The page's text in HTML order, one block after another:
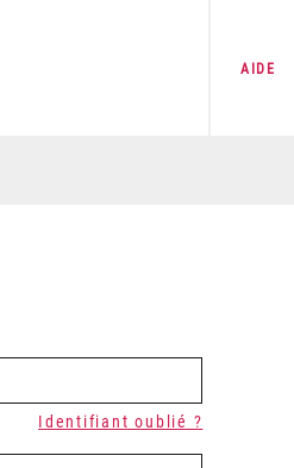
AIDE
Identifiant oublié ?